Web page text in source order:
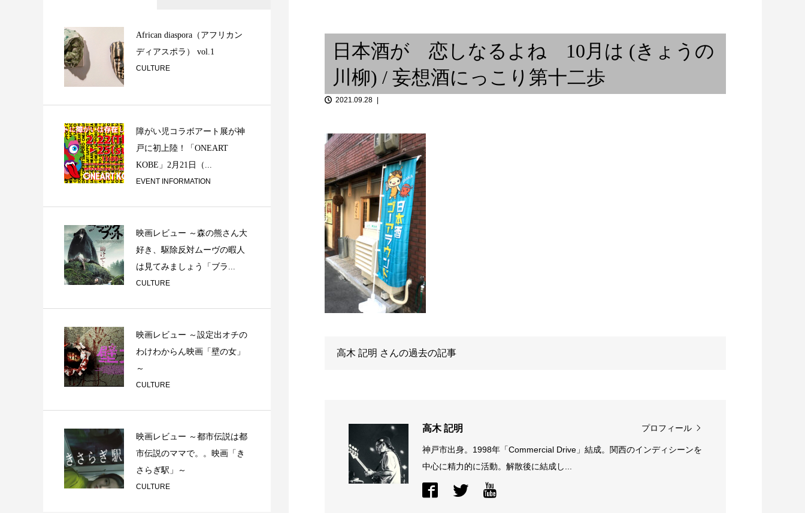
張り神事ご奉納』③
ョン ②
レコードジャケットと洋服 ①
アンミュージック ...
隠れた二胡の名曲を紹介「二胡
協奏曲 離騒 孤高の詩人...
集まれ動物の森
日本酒が 恋しなるよね 10月は (きょうの
川柳) / 妄想酒にっこり第十二歩
2021.09.28
高木 記明 さんの過去の記事
高木 記明 プロフィール
神戸市出身。1998年「Commercial Drive」結成。関西のインディシーンを
中心に精力的に活動。解散後に結成し...
African diaspora（アフリカン
ディアスポラ） vol.1
CULTURE
障がい児コラボアート展が神
戸に初上陸！「ONEART
KOBE」2月21日（...
EVENT INFORMATION
映画レビュー ～森の熊さん大
好き、駆除反対ムーヴの暇人
は見てみましょう「ブラ...
CULTURE
映画レビュー ～設定出オチの
わけわからん映画「壁の女」
～
CULTURE
映画レビュー ～都市伝説は都
市伝説のママで。。映画「き
さらぎ駅」～
CULTURE